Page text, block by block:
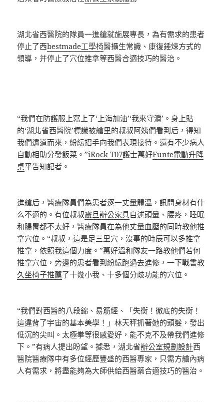
湖北省西醫院的隊員一進艙就施展專長，為有需求的患者
停止了西bestmade工學椅醫攝生常識、康復錘煉方式的
領導，并停止了穴位推拿等西醫合適技巧的醫治。
“我們在防護服上寫上了‘上海加油’‘我來守滬’。身上貼
的‘湖北省西醫院’標識被艙里的叔叔阿姨們看到后，得知
我們遠道而來，紛紜招手向我們表現接待。還有不少病人
自動相助分發飯菜。”iRock T07護士萬好Funte電動升降
桌平告知記者。
進艙后，醫療隊員們為患者逐一丈量體溫，訊問身材有什
么不適的。有位叔叔震旦辦公家具自述頭暈、腰疼，睡眠
和腸胃都不太好，醫療隊員在為他丈量血壓的同時教他推
拿穴位。“叔叔，這是足三里穴，沒事的時辰可以多推拿
推拿，依照我這個力度。”萬好溫和隊友一路教他們若何
推拿穴位，旁邊的患者看到紛紜跑過去進修，一下戰書教
久坐椅子推薦了十幾小我、十多個分歧功能的穴位。
“我們對西醫的八段錦、易筋經、「失衡！徹底的失衡！
這違背了宇宙的基本美學！」林天秤抓著她的頭髮，發出
低沉的尖叫。太極拳等很感愛好，能不克不及帶我們進修
下。”有病人提出盼望。據悉，湖北省辦公室規劃設計西
醫院醫療隊中有多位經歷豐盛的西醫專家，只需方艙內病
人有需求，將盡能夠為大師供給西醫藥合適技巧的醫治。